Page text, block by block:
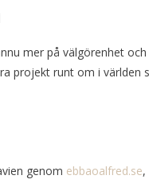
mer på välgörenhet
projekt runt om i
genom ebbaoalfred.se,